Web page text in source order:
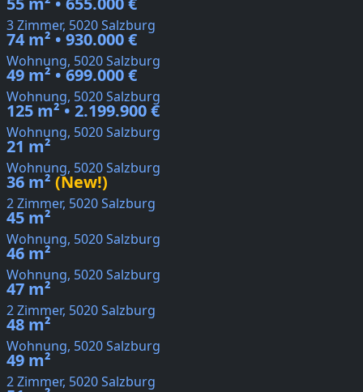
3 Zimmer, 5020 Salzburg
74 m² • 930.000 €
Wohnung, 5020 Salzburg
49 m² • 699.000 €
Wohnung, 5020 Salzburg
125 m² • 2.199.900 €
Wohnung, 5020 Salzburg
21 m²
Wohnung, 5020 Salzburg
36 m² (New!)
2 Zimmer, 5020 Salzburg
45 m²
Wohnung, 5020 Salzburg
46 m²
Wohnung, 5020 Salzburg
47 m²
2 Zimmer, 5020 Salzburg
48 m²
Wohnung, 5020 Salzburg
49 m²
2 Zimmer, 5020 Salzburg